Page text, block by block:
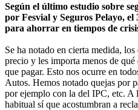
Según el último estudio sobre
por Fesvial y Seguros Pelayo,
para ahorrar en tiempos de
Se ha notado en cierta medida,
precio y les importa menos de
que pagar. Esto nos ocurre en
Autos. Hemos notado quejas por
por ejemplo con la del IPC, etc. A
habitual sí que acostumbran a